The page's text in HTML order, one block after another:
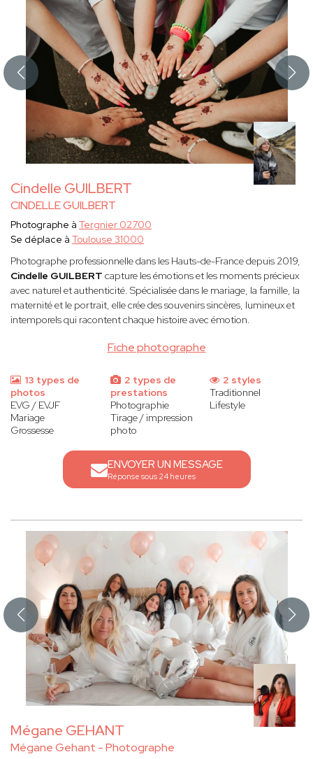
Cindelle GUILBERT
CINDELLE GUILBERT
Fiche photographe
Photographe à Tergnier 02700
Se déplace à Toulouse 31000
Photographe professionnelle dans les Hauts-de-France depuis 2019,
Cindelle GUILBERT capture les émotions et les moments précieux
avec naturel et authenticité. Spécialisée dans le mariage, la famille, la
maternité et le portrait, elle crée des souvenirs sincères, lumineux et
intemporels qui racontent chaque histoire avec émotion.
13 types de
photos
EVG / EVJF
Mariage
Grossesse
2 types de
prestations
Photographie
Tirage / impression
photo
2 styles
Traditionnel
Lifestyle
ENVOYER UN MESSAGE
Réponse sous 24 heures
Mégane GEHANT
Mégane Gehant - Photographe